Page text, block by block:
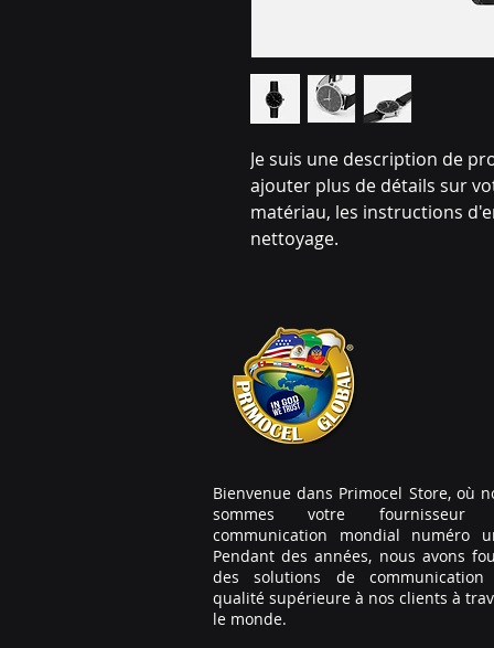
Je suis une description de
ajouter plus de détails sur
matériau, les instructions
nettoyage.
Bienvenue dans Primocel Store, où
sommes votre fournisseur
communication mondial numéro
Pendant des années, nous avons
des solutions de communication
qualité supérieure à nos clients à
le monde.